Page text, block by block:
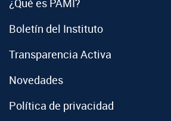
¿Qué es PAMI?
Boletín del Instituto
Transparencia Activa
Novedades
Política de privacidad